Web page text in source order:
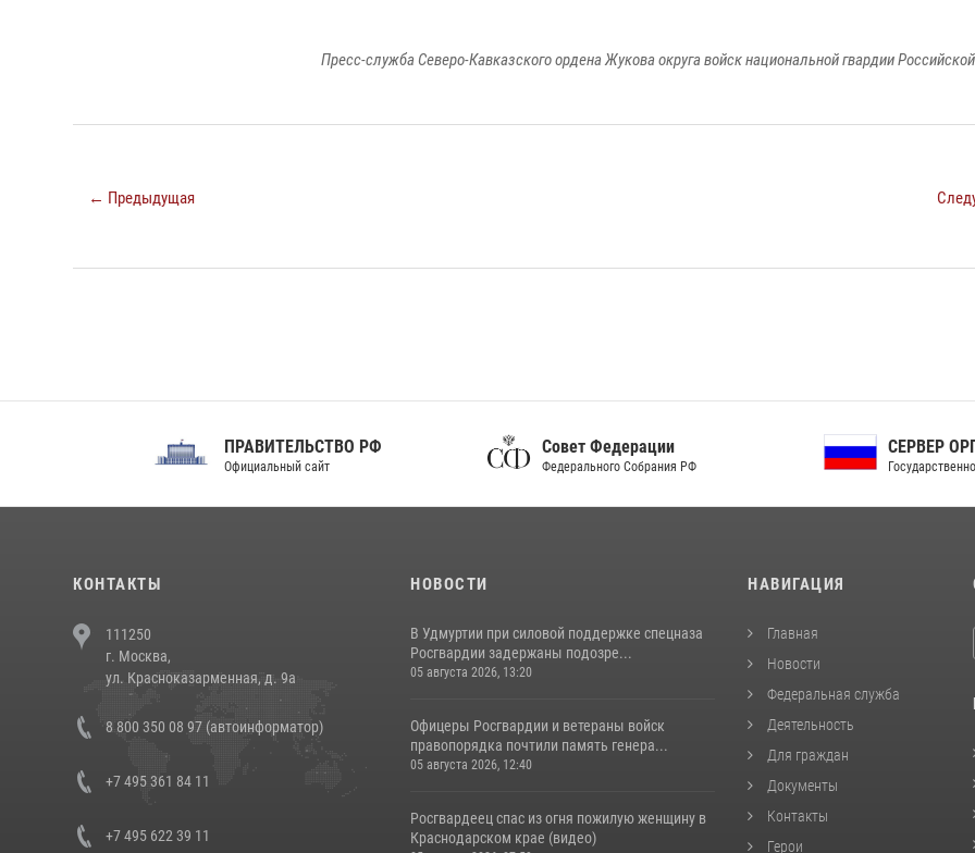
Пресс-служба Северо-Кавказского ордена Жукова округа войск национальной гвардии
← Предыдущая
ПРАВИТЕЛЬСТВО РФ
Официальный сайт
Совет Федерации
Федерального Собрания РФ
СЕРВЕР ОРГАНОВ
Государственной власти РФ
КОНТАКТЫ
111250
г. Москва,
ул. Красноказарменная, д. 9а
8 800 350 08 97 (автоинформатор)
+7 495 361 84 11
+7 495 622 39 11
НОВОСТИ
В Удмуртии при силовой поддержке спецназа
Росгвардии задержаны подозре...
05 августа 2026, 13:20
Офицеры Росгвардии и ветераны войск
правопорядка почтили память генера...
05 августа 2026, 12:40
Росгвардеец спас из огня пожилую женщину в
Краснодарском крае (видео)
НАВИГАЦИЯ
Главная
Новости
Федеральная служба
Деятельность
Для граждан
Документы
Контакты
Герои